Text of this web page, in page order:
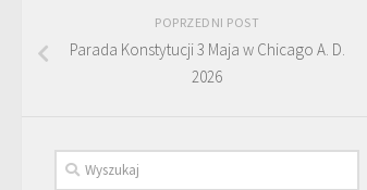
POPRZEDNI POST
Parada Konstytucji 3 Maja w Chicago A. D.
2026